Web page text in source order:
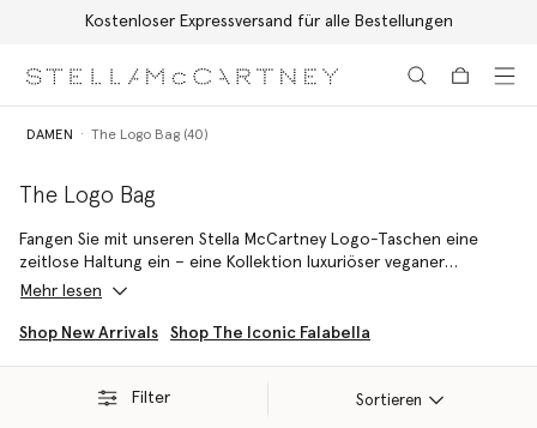
Kostenloser Expressversand für alle Bestellungen
DAMEN The Logo Bag (40)
The Logo Bag
Fangen Sie mit unseren Stella McCartney Logo-Taschen eine
zeitlose Haltung ein – eine Kollektion luxuriöser veganer
Handtaschen in einer energiegeladenen und doch unendlich
Logo bis zur Tragetasche Stella Logo einen Stil, der mühelos
Mehr lesen
Shop New Arrivals Shop The Iconic Falabella
Filter Sortieren